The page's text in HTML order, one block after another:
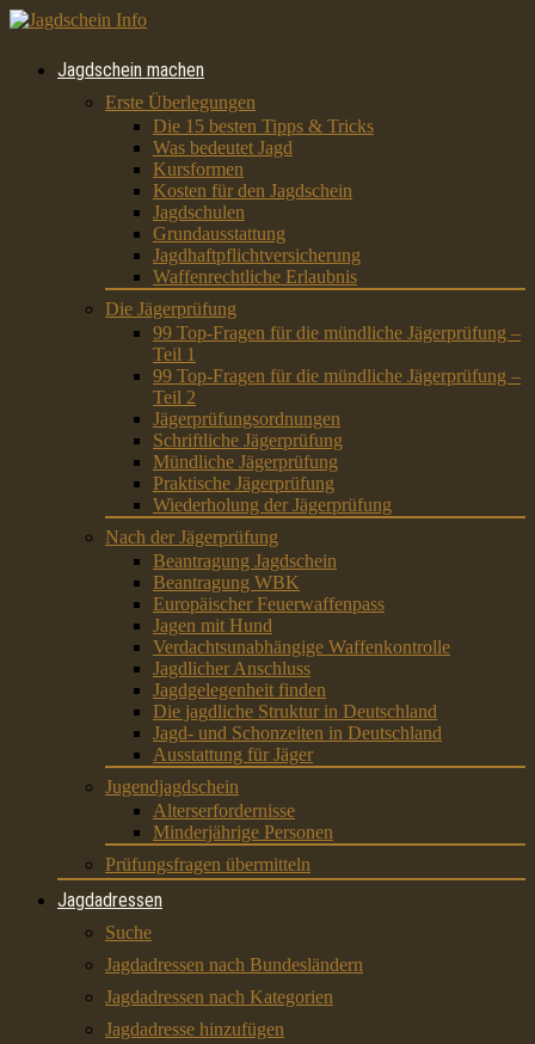
Jagdschein machen
Erste Überlegungen
Die 15 besten Tipps & Tricks
Was bedeutet Jagd
Kursformen
Kosten für den Jagdschein
Jagdschulen
Grundausstattung
Jagdhaftpflichtversicherung
Waffenrechtliche Erlaubnis
Die Jägerprüfung
99 Top-Fragen für die mündliche Jägerprüfung –
Teil 1
99 Top-Fragen für die mündliche Jägerprüfung –
Teil 2
Jägerprüfungsordnungen
Schriftliche Jägerprüfung
Mündliche Jägerprüfung
Praktische Jägerprüfung
Wiederholung der Jägerprüfung
Nach der Jägerprüfung
Beantragung Jagdschein
Beantragung WBK
Europäischer Feuerwaffenpass
Jagen mit Hund
Verdachtsunabhängige Waffenkontrolle
Jagdlicher Anschluss
Jagdgelegenheit finden
Die jagdliche Struktur in Deutschland
Jagd- und Schonzeiten in Deutschland
Ausstattung für Jäger
Jugendjagdschein
Alterserfordernisse
Minderjährige Personen
Prüfungsfragen übermitteln
Jagdadressen
Suche
Jagdadressen nach Bundesländern
Jagdadressen nach Kategorien
Jagdadresse hinzufügen